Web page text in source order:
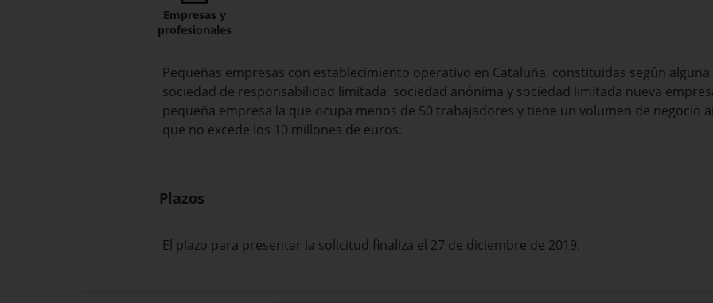
Empresas y
profesionales
Pequeñas empresas con establecimiento operativo en Cataluña, constituidas según
sociedad de responsabilidad limitada, sociedad anónima y sociedad limitada nueva
pequeña empresa la que ocupa menos de 50 trabajadores y tiene un volumen de negocio
que no excede los 10 millones de euros.
Plazos
El plazo para presentar la solicitud finaliza el 27 de diciembre de 2019.